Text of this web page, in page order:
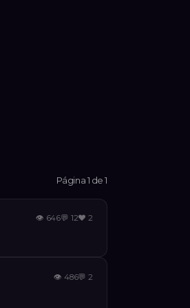
Página 1 de 1
👁 646💬 12❤️2
👁 486💬2